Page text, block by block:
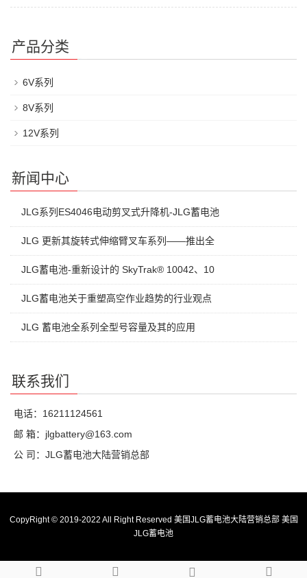
产品分类
6V系列
8V系列
12V系列
新闻中心
JLG系列ES4046电动剪叉式升降机-JLG蓄电池
JLG 更新其旋转式伸缩臂叉车系列——推出全
JLG蓄电池-重新设计的 SkyTrak® 10042、10
JLG蓄电池关于重塑高空作业趋势的行业观点
JLG 蓄电池全系列全型号容量及其的应用
联系我们
电话：16211124561
邮 箱：jlgbattery@163.com
公 司：JLG蓄电池大陆营销总部
CopyRight © 2019-2022 All Right Reserved 美国JLG蓄电池大陆营销总部 美国
JLG蓄电池